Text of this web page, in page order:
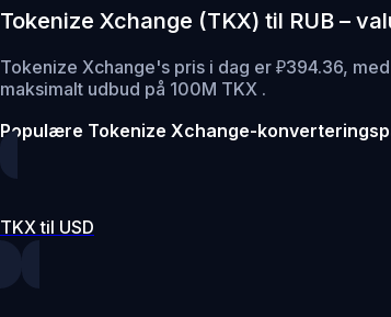
Tokenize Xchange (TKX) til RUB –
Tokenize Xchange's pris i dag er ₽394.36,
maksimalt udbud på 100M TKX .
Populære Tokenize Xchange-
TKX til USD